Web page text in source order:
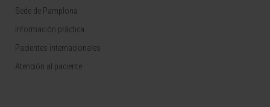
Sede de Pamplona
Información práctica
Pacientes internacionales
Atención al paciente